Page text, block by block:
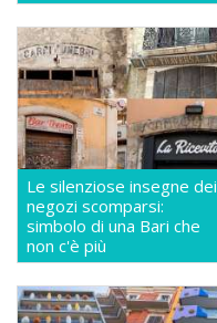
Le silenziose insegne dei
negozi scomparsi:
simbolo di una Bari che
non c'è più